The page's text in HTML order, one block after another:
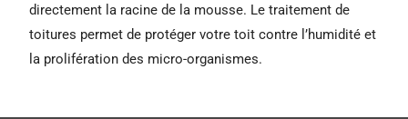
directement la racine de la mousse. Le traitement de
toitures permet de protéger votre toit contre l’humidité et
la prolifération des micro-organismes.